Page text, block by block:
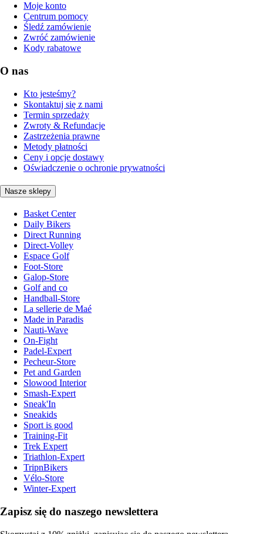
Moje konto
Centrum pomocy
Śledź zamówienie
Zwróć zamówienie
Kody rabatowe
O nas
Kto jesteśmy?
Skontaktuj się z nami
Termin sprzedaży
Zwroty & Refundacje
Zastrzeżenia prawne
Metody płatności
Ceny i opcje dostawy
Oświadczenie o ochronie prywatności
Nasze sklepy
Basket Center
Daily Bikers
Direct Running
Direct-Volley
Espace Golf
Foot-Store
Galop-Store
Golf and co
Handball-Store
La sellerie de Maé
Made in Paradis
Nauti-Wave
On-Fight
Padel-Expert
Pecheur-Store
Pet and Garden
Slowood Interior
Smash-Expert
Sneak'In
Sneakids
Sport is good
Training-Fit
Trek Expert
Triathlon-Expert
TripnBikers
Vélo-Store
Winter-Expert
Zapisz się do naszego newslettera